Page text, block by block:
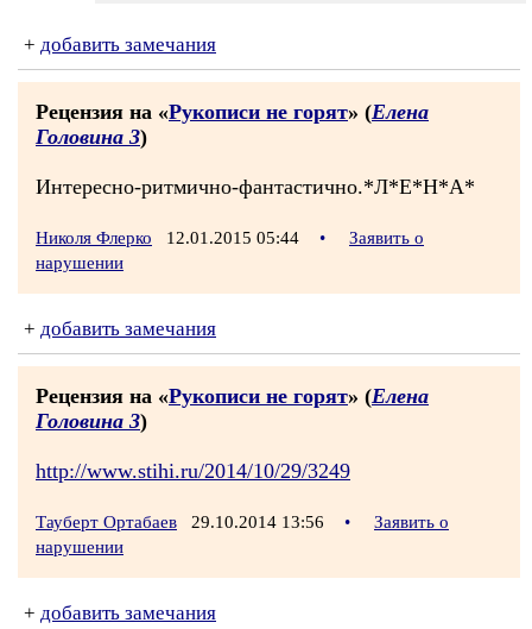
+ добавить замечания
Рецензия на «Рукописи не горят» (Елена
Головина 3)
Интересно-ритмично-фантастично.*Л*Е*Н*А*
Николя Флерко 12.01.2015 05:44 •
Заявить о
нарушении
+ добавить замечания
Рецензия на «Рукописи не горят» (Елена
Головина 3)
http://www.stihi.ru/2014/10/29/3249
Тауберт Ортабаев 29.10.2014 13:56 •
Заявить о
нарушении
+ добавить замечания